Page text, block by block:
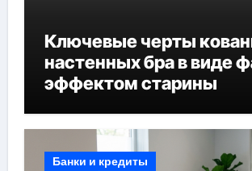
Ключевые черты
настенных бра в виде
эффектом старины
Банки и кредиты